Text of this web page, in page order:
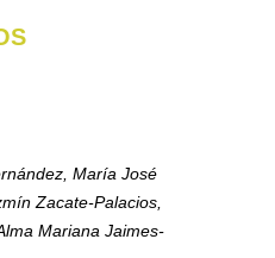
María José
Zacate-Palacios,
Mariana Jaimes-